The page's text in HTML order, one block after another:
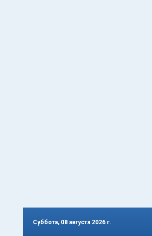
Суббота, 08 августа 2026 г.